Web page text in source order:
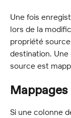
Une fois
lors de la
propriété
destination.
source est
Si une colonne